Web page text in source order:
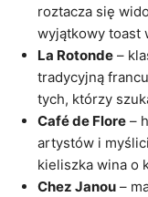
roztacza się
wyjątkowy toast
La Rotonde –
tradycyjną
tych, którzy
Café de Flore –
artystów i
kieliszka wina o
Chez Janou –